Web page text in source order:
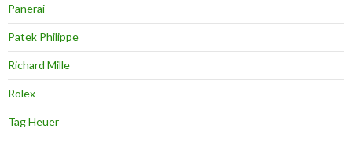
Panerai
Patek Philippe
Richard Mille
Rolex
Tag Heuer